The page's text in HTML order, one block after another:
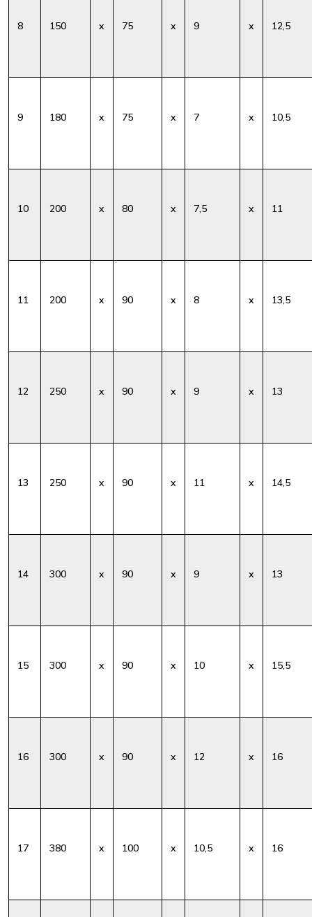
8 150 x 75 x 9 x 12,5
9 180 x 75 x 7 x 10,5
10 200 x 80 x 7,5 x 11
11 200 x 90 x 8 x 13,5
12 250 x 90 x 9 x 13
13 250 x 90 x 11 x 14,5
14 300 x 90 x 9 x 13
15 300 x 90 x 10 x 15,5
16 300 x 90 x 12 x 16
17 380 x 100 x 10,5 x 16